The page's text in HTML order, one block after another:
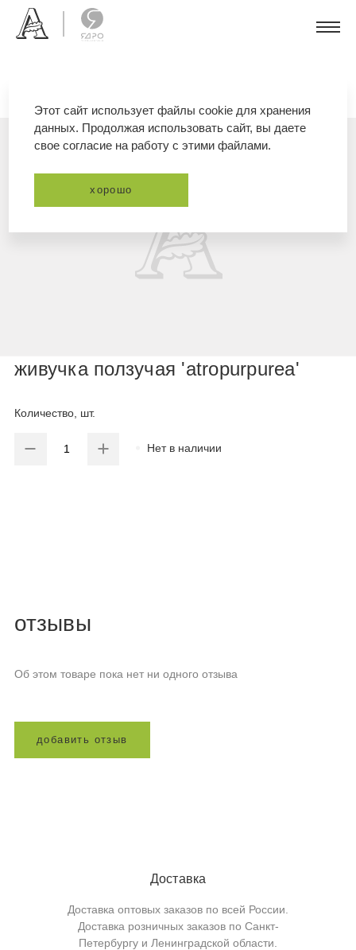
живучка ползучая 'atropurpurea'
Количество, шт.
Нет в наличии
отзывы
Об этом товаре пока нет ни одного отзыва
добавит ь отз ыв
Доставка
Доставка оптовых заказов по всей России.
Доставка розничных заказов по Санкт-
Петербургу и Ленинградской области.
Этот сайт использует файлы cookie для хранения
данных. Продолжая использовать сайт, вы даете
свое согласие на работу с этими файлами.
хорошо